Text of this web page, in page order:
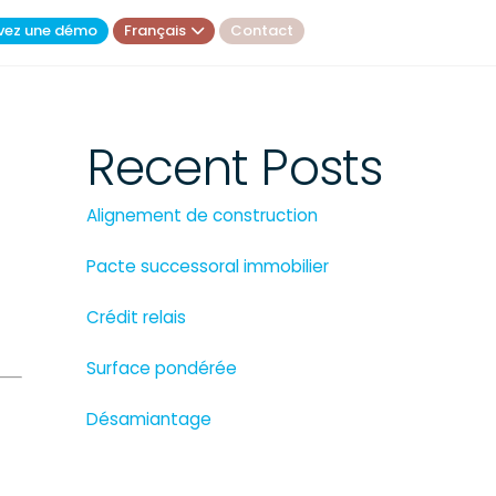
une démo Français Contact
Recent Posts
Alignement de construction
Pacte successoral immobilier
Crédit relais
Surface pondérée
Désamiantage